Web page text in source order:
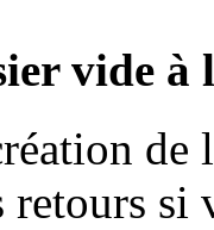
vide à
de
retours si